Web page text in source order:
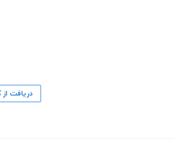
دریافت از